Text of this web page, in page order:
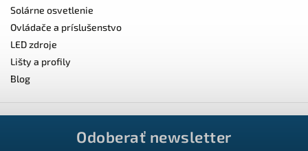
Solárne osvetlenie
Ovládače a príslušenstvo
LED zdroje
Lišty a profily
Blog
Odoberať newsletter